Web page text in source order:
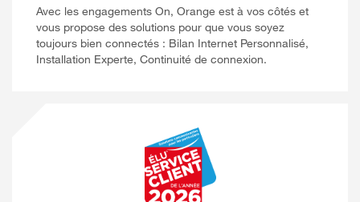
Avec les engagements On, Orange est à vos côtés et
vous propose des solutions pour que vous soyez
toujours bien connectés : Bilan Internet Personnalisé,
Installation Experte, Continuité de connexion.